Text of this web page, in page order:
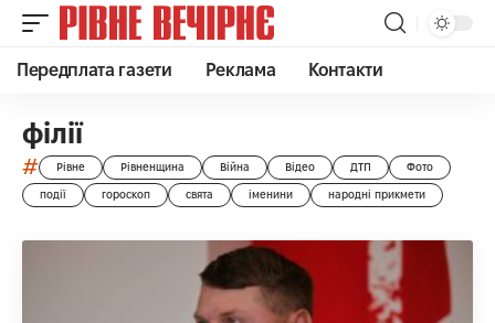
Передплата газети Реклама Контакти
філії
# Рівне Рівненщина Війна Відео ДТП Фото
події гороскоп свята іменини народні прикмети